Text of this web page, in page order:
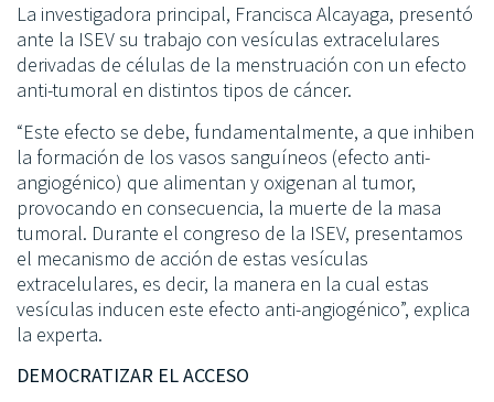
La investigadora principal, Francisca Alcayaga, presentó
ante la ISEV su trabajo con vesículas extracelulares
derivadas de células de la menstruación con un efecto
anti-tumoral en distintos tipos de cáncer.
“Este efecto se debe, fundamentalmente, a que inhiben
la formación de los vasos sanguíneos (efecto anti-
angiogénico) que alimentan y oxigenan al tumor,
provocando en consecuencia, la muerte de la masa
tumoral. Durante el congreso de la ISEV, presentamos
el mecanismo de acción de estas vesículas
extracelulares, es decir, la manera en la cual estas
vesículas inducen este efecto anti-angiogénico”, explica
la experta.
DEMOCRATIZAR EL ACCESO